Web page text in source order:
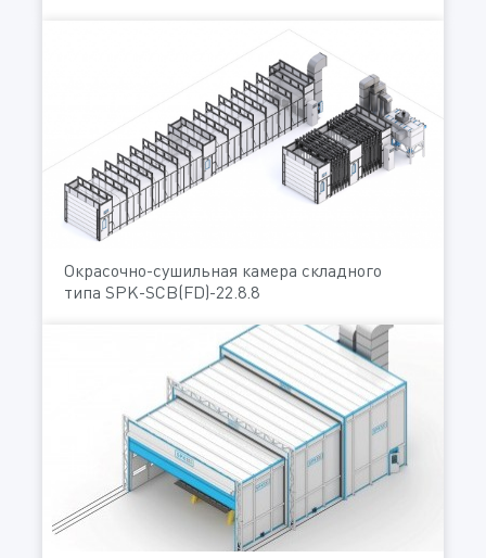
Окрасочно-сушильная камера складного
типа SPK-SCB(FD)-22.8.8